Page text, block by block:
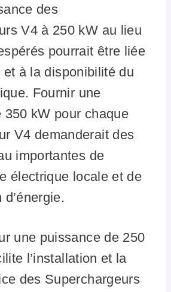
des
V4 à 250 kW au lieu
pourrait être liée
et à la disponibilité du
Fournir une
350 kW pour chaque
V4 demanderait des
importantes de
électrique locale et de
une puissance de 250
l’installation et la
des Superchargeurs